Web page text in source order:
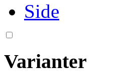
Side
Varianter